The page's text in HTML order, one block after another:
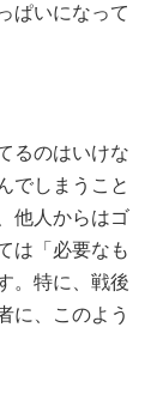
ぱいになって
るのはいけな
でしまうこと
他人からはゴ
は「必要なも
。特に、戦後
に、このよう